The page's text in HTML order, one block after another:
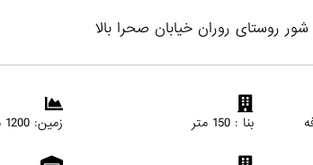
روستای روران خیابان صحرا بالا
بنا : 150 متر زمین: 1200 متر